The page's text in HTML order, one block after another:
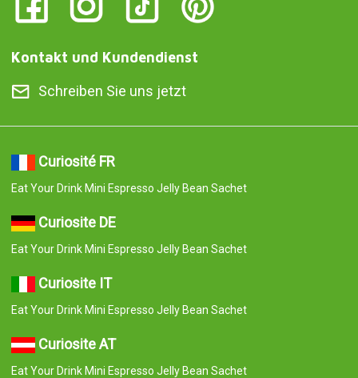
Kontakt und Kundendienst
Schreiben Sie uns jetzt
Curiosité FR
Eat Your Drink Mini Espresso Jelly Bean Sachet
Curiosite DE
Eat Your Drink Mini Espresso Jelly Bean Sachet
Curiosite IT
Eat Your Drink Mini Espresso Jelly Bean Sachet
Curiosite AT
Eat Your Drink Mini Espresso Jelly Bean Sachet